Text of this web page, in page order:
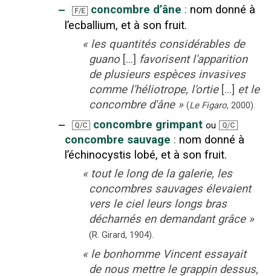
‒ F/E concombre d’âne : nom donné à
l’ecballium, et à son fruit.
« les quantités considérables de
guano [...] favorisent l'apparition
de plusieurs espèces invasives
comme l'héliotrope, l'ortie [...] et le
concombre d'âne » (Le Figaro, 2000).
‒ Q/C concombre grimpant ou Q/C
concombre sauvage : nom donné à
l’échinocystis lobé, et à son fruit.
« tout le long de la galerie, les
concombres sauvages élevaient
vers le ciel leurs longs bras
décharnés en demandant grâce »
(R. Girard, 1904).
« le bonhomme Vincent essayait
de nous mettre le grappin dessus,